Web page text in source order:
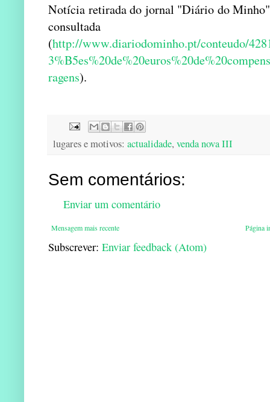
Notícia retirada do jornal "Diário do
(http://www.diariodominho.pt/conteudo/
ragens).
lugares e motivos: actualidade, venda nova III
Sem comentários:
Enviar um comentário
Mensagem mais recente Página
Subscrever: Enviar feedback (Atom)